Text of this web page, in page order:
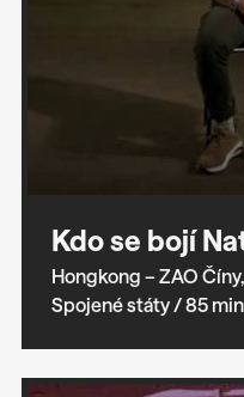
Kdo se bojí
Hongkong – ZAO
Spojené státy/ 85 min